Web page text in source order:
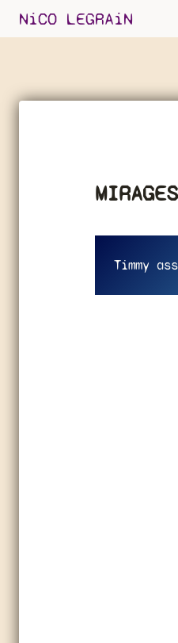
SkipNiCO LEGRAiN
MIRAGES
Timmy